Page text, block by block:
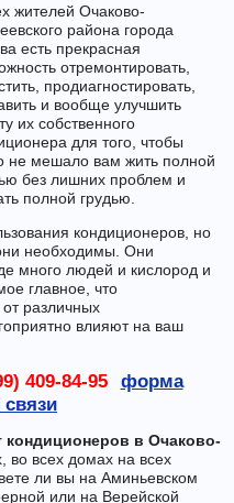
жителей Очаково-
района города
есть прекрасная
отремонтировать,
продиагностировать,
и вообще улучшить
их собственного
для того, чтобы
не мешало вам жить полной
без лишних проблем и
полной грудью.
кондиционеров, но
необходимы. Они
много людей и кислород и
главное, что
различных
влияют на ваш
409-84-95
форма
кондиционеров в Очаково-
во всех домах на всех
ли вы на Аминьевском
или на Верейской